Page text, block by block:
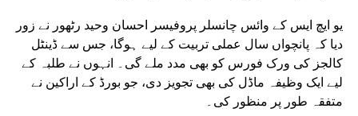
یو ایچ ایس کے وائس چانسلر پروفیسر احسان وحید رٹھور نے زور
دیا کہ پانچواں سال عملی تربیت کے لیے ہوگا، جس سے ڈینٹل
کالجز کی ورک فورس کو بھی مدد ملے گی۔ انہوں نے طلبہ کے
لیے ایک وظیفہ ماڈل کی بھی تجویز دی، جو بورڈ کے اراکین نے
متفقہ طور پر منظور کی۔